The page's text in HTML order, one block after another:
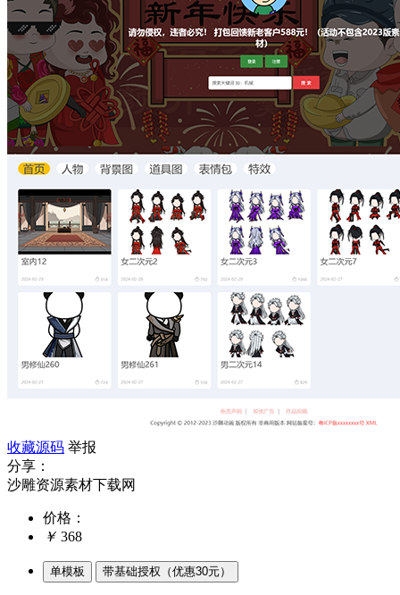
收藏源码 举报
分享：
沙雕资源素材下载网
价格：
￥ 368
单模板 带基础授权（优惠30元）